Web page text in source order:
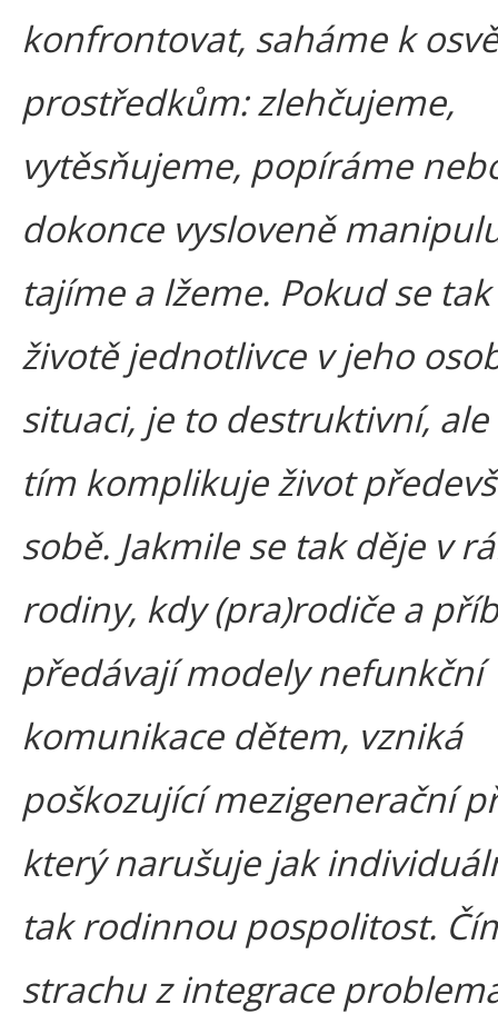
konfrontovat, saháme k
prostředkům: zlehčujeme,
vytěsňujeme, popíráme
dokonce vysloveně
tajíme a lžeme. Pokud se
životě jednotlivce v jeho
situaci, je to destruktivní,
tím komplikuje život
sobě. Jakmile se tak děje v
rodiny, kdy (pra)rodiče a
předávají modely nefunkční
komunikace dětem, vzniká
poškozující mezigenerační
který narušuje jak
tak rodinnou pospolitost.
strachu z integrace